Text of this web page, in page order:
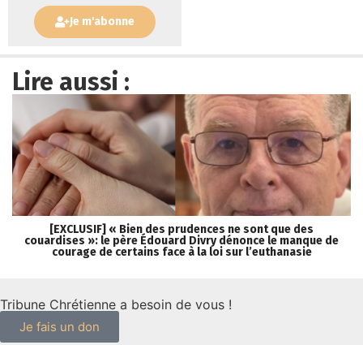
Je m'abonne
Lire aussi :
[EXCLUSIF] « Bien des prudences ne sont que des
couardises »: le père Édouard Divry dénonce le manque de
courage de certains face à la loi sur l’euthanasie
Tribune Chrétienne a besoin de vous !
Je fais un don